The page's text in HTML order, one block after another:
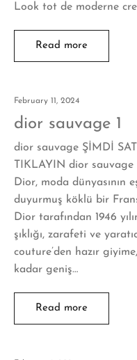
Look tot de moderne
Read more
February 11, 2024
dior sauvage 1
dior sauvage ŞİMDİ
TIKLAYIN dior
Dior, moda dünyasının
duyurmuş köklü bir
Dior tarafından 1946
şıklığı, zarafeti ve
couture’den hazır
kadar geniş…
Read more